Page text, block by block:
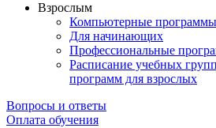
Взрослым
Компьютерные программы
Для начинающих
Профессиональные
Расписание учебных
программ для взрослых
Вопросы и ответы
Оплата обучения